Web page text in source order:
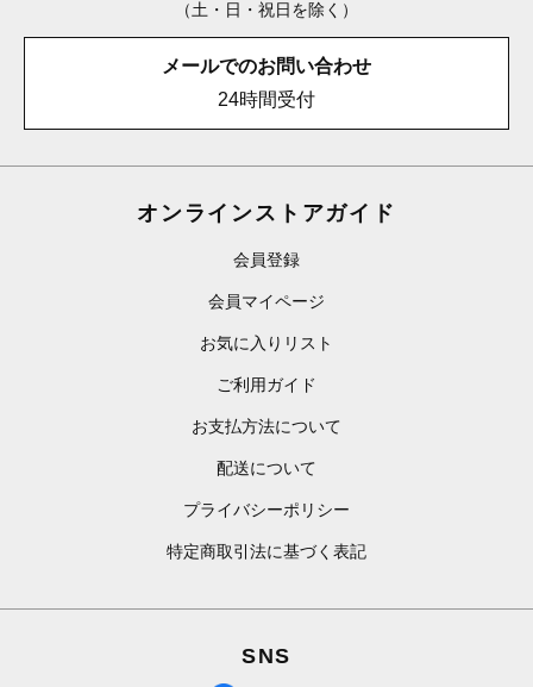
（土・日・祝日を除く）
メールでのお問い合わせ
24時間受付
オンラインストアガイド
会員登録
会員マイページ
お気に入りリスト
ご利用ガイド
お支払方法について
配送について
プライバシーポリシー
特定商取引法に基づく表記
SNS